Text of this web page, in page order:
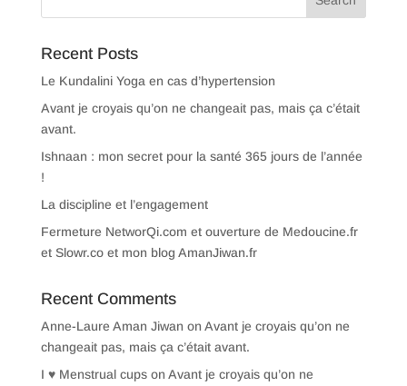
Recent Posts
Le Kundalini Yoga en cas d’hypertension
Avant je croyais qu’on ne changeait pas, mais ça c’était
avant.
Ishnaan : mon secret pour la santé 365 jours de l’année
!
La discipline et l’engagement
Fermeture NetworQi.com et ouverture de Medoucine.fr
et Slowr.co et mon blog AmanJiwan.fr
Recent Comments
Anne-Laure Aman Jiwan on Avant je croyais qu’on ne
changeait pas, mais ça c’était avant.
I ♥ Menstrual cupson Avant je croyais qu’on ne